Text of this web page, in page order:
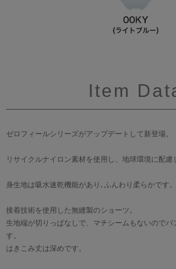
Item
ゼロフィールシリーズがアップデートして新登場。
リサイクルナイロン素材を使用し、地球環境に配慮
身生地は吸水速乾機能があり､ふんわり柔らかです。
接着技術を使用した無縫製のショーツ。
生地端が切りっぱなしで、マチシームもないので
す。
はきこみ丈は深めです。